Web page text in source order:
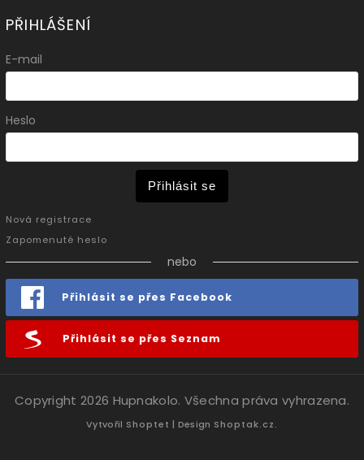
PŘIHLÁŠENÍ
E-mail
Heslo
Přihlásit se
Nová registrace
Zapomenuté heslo
nebo
Přihlásit se přes Facebook
Přihlásit se přes Seznam
Copyright 2026 Hupnakolo. Všechna práva vyhrazena.
Vytvořil Shoptet | Design Shoptak.cz.